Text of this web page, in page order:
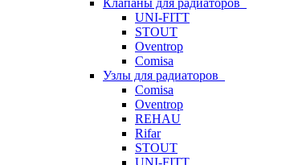
Клапаны для радиаторов
UNI-FITT
STOUT
Oventrop
Comisa
Узлы для радиаторов
Comisa
Oventrop
REHAU
Rifar
STOUT
UNI-FITT